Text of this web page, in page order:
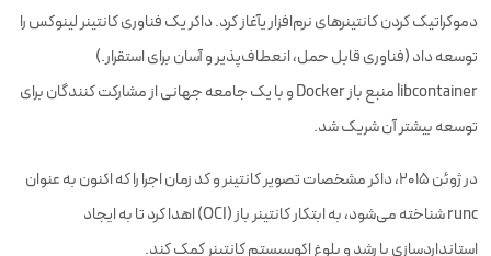
دموکراتیک کردن کانتینرهای نرم‌افزار یآغاز کرد. داکر یک فناوری کانتینر لینوکس را
توسعه داد (فناوری قابل حمل، انعطاف‌پذیر و آسان برای استقرار.)
libcontainer منبع باز Docker و با یک جامعه جهانی از مشارکت کنندگان برای
توسعه بیشتر آن شریک شد.
در ژوئن 2015، داکر مشخصات تصویر کانتینر و کد زمان اجرا را که اکنون به عنوان
runc شناخته می‌شود، به ابتکار کانتینر باز (OCI) اهدا کرد تا به ایجاد
استانداردسازی با رشد و بلوغ اکوسیستم کانتینر کمک کند.